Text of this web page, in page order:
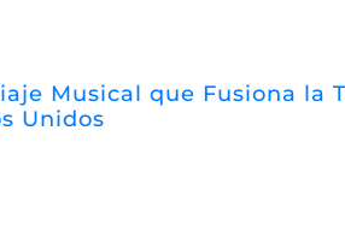
Musical que Fusiona
Unidos